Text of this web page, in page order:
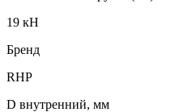
19 кН
Бренд
RHP
D внутренний, мм